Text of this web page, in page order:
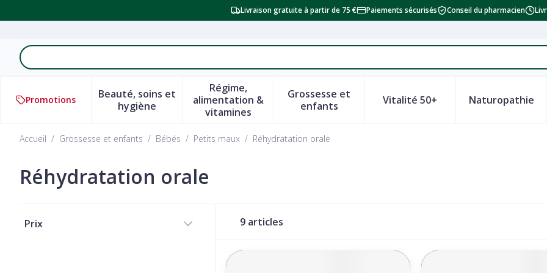
Livraison gratuite à partir de 75 € Paiements sécurisés Conseil du pharmacien
Rechercher
Promotions
Beauté, soins et
hygièneAfficher le sous-menu pour la catégorie Beauté, soins et hygiène
Régime,
alimentation &
vitamines
Afficher le sous-menu pour la catégorie Régime, alimentation &
Grossesse et
enfantsAfficher le sous-menu pour la catégorie
Vitalité 50+Afficher le sous-menu pour
Naturopathie
Afficher
Accueil / Grossesse et enfants / Bébés / Petits maux / Réhydratation orale
Réhydratation orale
Prix
9 articles